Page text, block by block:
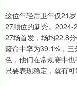
这位年轻后卫年仅21
27顺位的新秀。2024-
27场首发，场均22.8
篮命中率为39.1%，
色，他们在常规赛中
只要表现稳定，就有可